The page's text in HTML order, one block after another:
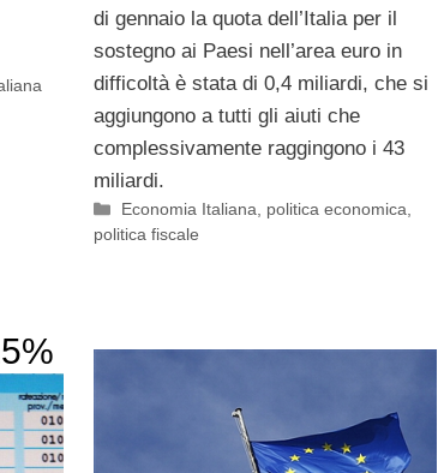
di gennaio la quota dell’Italia per il
sostegno ai Paesi nell’area euro in
difficoltà è stata di 0,4 miliardi, che si
aggiungono a tutti gli aiuti che
complessivamente raggingono i 43
miliardi.
Categorie
Economia Italiana, politica economica,
politica fiscale